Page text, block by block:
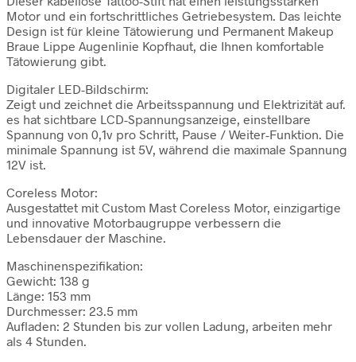
Motor und ein fortschrittliches Getriebesystem. Das leichte
Design ist für kleine Tätowierung und Permanent Makeup
Braue Lippe Augenlinie Kopfhaut, die Ihnen komfortable
Tätowierung gibt.
Digitaler LED-Bildschirm:
Zeigt und zeichnet die Arbeitsspannung und Elektrizität auf.
es hat sichtbare LCD-Spannungsanzeige, einstellbare
Spannung von 0,1v pro Schritt, Pause / Weiter-Funktion. Die
minimale Spannung ist 5V, während die maximale Spannung
12V ist.
Coreless Motor:
Ausgestattet mit Custom Mast Coreless Motor, einzigartige
und innovative Motorbaugruppe verbessern die
Lebensdauer der Maschine.
Maschinenspezifikation:
Gewicht: 138 g
Länge: 153 mm
Durchmesser: 23.5 mm
Aufladen: 2 Stunden bis zur vollen Ladung, arbeiten mehr
als 4 Stunden.